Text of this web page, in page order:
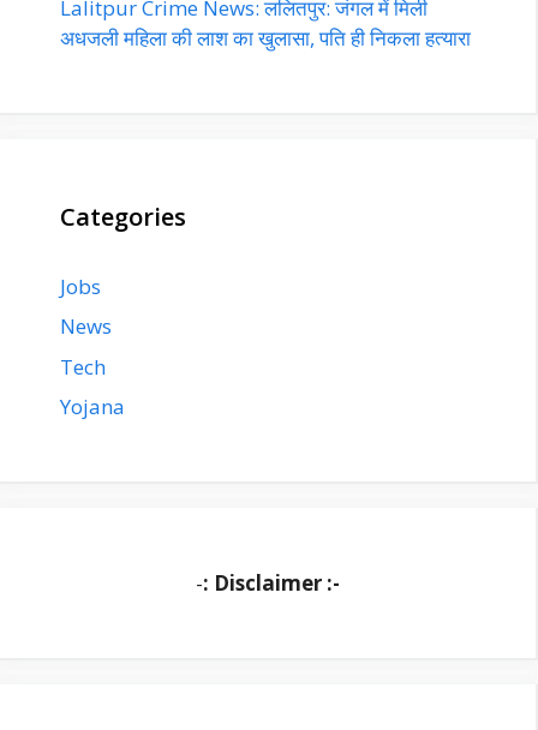
Lalitpur Crime News: ललितपुर: जंगल में मिली
अधजली महिला की लाश का खुलासा, पति ही निकला हत्यारा
Categories
Jobs
News
Tech
Yojana
-: Disclaimer :-